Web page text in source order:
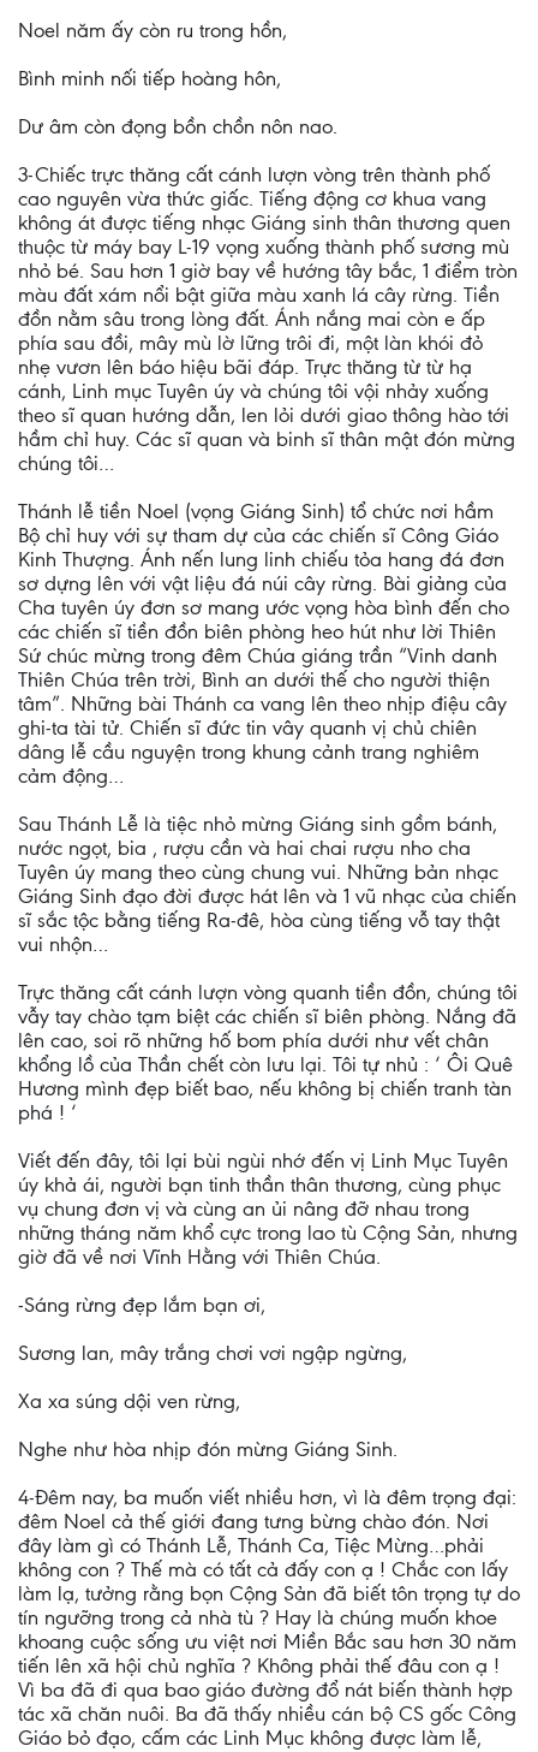
Noel năm ấy còn ru trong hồn,
Bình minh nối tiếp hoàng hôn,
Dư âm còn đọng bồn chồn nôn nao.
3-Chiếc trực thăng cất cánh lượn vòng trên thành phố
cao nguyên vừa thức giấc. Tiếng động cơ khua vang
không át được tiếng nhạc Giáng sinh thân thương quen
thuộc từ máy bay L-19 vọng xuống thành phố sương mù
nhỏ bé. Sau hơn 1 giờ bay về hướng tây bắc, 1 điểm tròn
màu đất xám nổi bật giữa màu xanh lá cây rừng. Tiền
đồn nằm sâu trong lòng đất. Ánh nắng mai còn e ấp
phía sau đồi, mây mù lờ lững trôi đi, một làn khói đỏ
nhẹ vươn lên báo hiệu bãi đáp. Trực thăng từ từ hạ
cánh, Linh mục Tuyên úy và chúng tôi vội nhảy xuống
theo sĩ quan hướng dẫn, len lỏi dưới giao thông hào tới
hầm chỉ huy. Các sĩ quan và binh sĩ thân mật đón mừng
chúng tôi…
Thánh lễ tiền Noel (vọng Giáng Sinh) tổ chức nơi hầm
Bộ chỉ huy với sự tham dự của các chiến sĩ Công Giáo
Kinh Thượng. Ánh nến lung linh chiếu tỏa hang đá đơn
sơ dựng lên với vật liệu đá núi cây rừng. Bài giảng của
Cha tuyên úy đơn sơ mang ước vọng hòa bình đến cho
các chiến sĩ tiền đồn biên phòng heo hút như lời Thiên
Sứ chúc mừng trong đêm Chúa giáng trần “Vinh danh
Thiên Chúa trên trời, Bình an dưới thế cho người thiện
tâm”. Những bài Thánh ca vang lên theo nhịp điệu cây
ghi-ta tài tử. Chiến sĩ đức tin vây quanh vị chủ chiên
dâng lễ cầu nguyện trong khung cảnh trang nghiêm
cảm động…
Sau Thánh Lễ là tiệc nhỏ mừng Giáng sinh gồm bánh,
nước ngọt, bia , rượu cần và hai chai rượu nho cha
Tuyên úy mang theo cùng chung vui. Những bản nhạc
Giáng Sinh đạo đời được hát lên và 1 vũ nhạc của chiến
sĩ sắc tộc bằng tiếng Ra-đê, hòa cùng tiếng vỗ tay thật
vui nhộn…
Trực thăng cất cánh lượn vòng quanh tiền đồn, chúng tôi
vẫy tay chào tạm biệt các chiến sĩ biên phòng. Nắng đã
lên cao, soi rõ những hố bom phía dưới như vết chân
khổng lồ của Thần chết còn lưu lại. Tôi tự nhủ : ‘ Ôi Quê
Hương mình đẹp biết bao, nếu không bị chiến tranh tàn
phá ! ‘
Viết đến đây, tôi lại bùi ngùi nhớ đến vị Linh Mục Tuyên
úy khả ái, người bạn tinh thần thân thương, cùng phục
vụ chung đơn vị và cùng an ủi nâng đỡ nhau trong
những tháng năm khổ cực trong lao tù Cộng Sản, nhưng
giờ đã về nơi Vĩnh Hằng với Thiên Chúa.
-Sáng rừng đẹp lắm bạn ơi,
Sương lan, mây trắng chơi vơi ngập ngừng,
Xa xa súng dội ven rừng,
Nghe như hòa nhịp đón mừng Giáng Sinh.
4-Đêm nay, ba muốn viết nhiều hơn, vì là đêm trọng đại:
đêm Noel cả thế giới đang tưng bừng chào đón. Nơi
đây làm gì có Thánh Lễ, Thánh Ca, Tiệc Mừng…phải
không con ? Thế mà có tất cả đấy con ạ ! Chắc con lấy
làm lạ, tưởng rằng bọn Cộng Sản đã biết tôn trọng tự do
tín ngưỡng trong cả nhà tù ? Hay là chúng muốn khoe
khoang cuộc sống ưu việt nơi Miền Bắc sau hơn 30 năm
tiến lên xã hội chủ nghĩa ? Không phải thế đâu con ạ !
Vì ba đã đi qua bao giáo đường đổ nát biến thành hợp
tác xã chăn nuôi. Ba đã thấy nhiều cán bộ CS gốc Công
Giáo bỏ đạo, cấm các Linh Mục không được làm lễ,